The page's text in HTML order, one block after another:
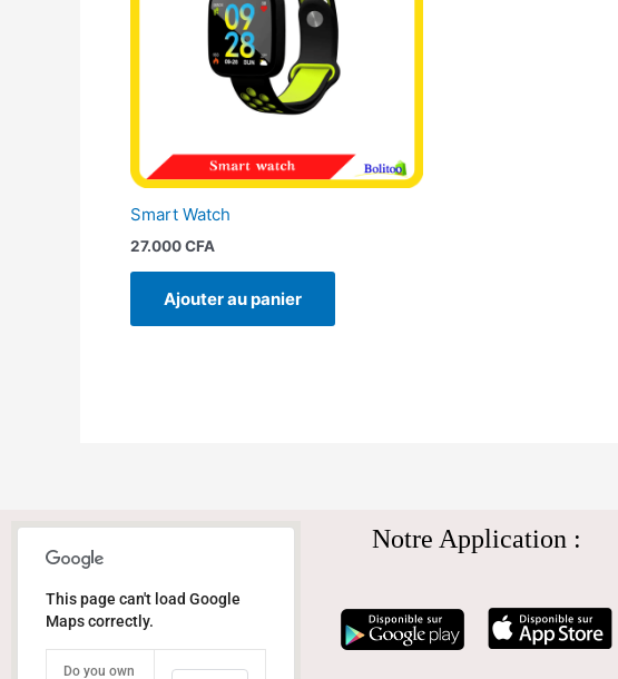
Smart Watch
27.000CFA
Ajouter au panier
This page can't load Google
Maps correctly.
Do you own
Notre Application :